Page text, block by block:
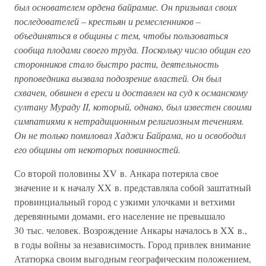
был основателем ордена байрамие. Он призывал своих
последователей – крестьян и ремесленников –
объединяться в общины с тем, чтобы пользоваться
сообща плодами своего труда. Поскольку число общин его
сторонников стало быстро расти, деятельность
проповедника вызвала подозрение властей. Он был
схвачен, обвинен в ереси и доставлен на суд к османскому
султану Мураду II, который, однако, был известен своими
симпатиями к нетрадиционным религиозным течениям.
Он не только помиловал Хаджи Байрама, но и освободил
его общины от некоторых повинностей.
Со второй половины XV в. Анкара потеряла свое
значение и к началу XX в. представляла собой заштатный
провинциальный город с узкими улочками и ветхими
деревянными домами, его население не превышало
30 тыс. человек. Возрождение Анкары началось в XX в.,
в годы войны за независимость. Город привлек внимание
Ататюрка своим выгодным географическим положением,